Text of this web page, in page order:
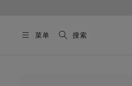
菜单 搜索